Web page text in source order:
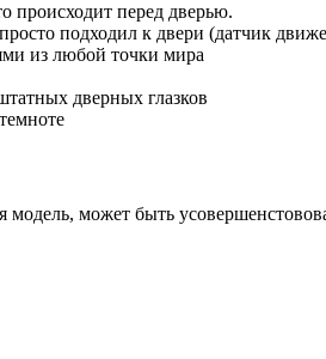
происходит перед дверью.
подходил к двери (датчик
из любой точки мира
дверных глазков
может быть